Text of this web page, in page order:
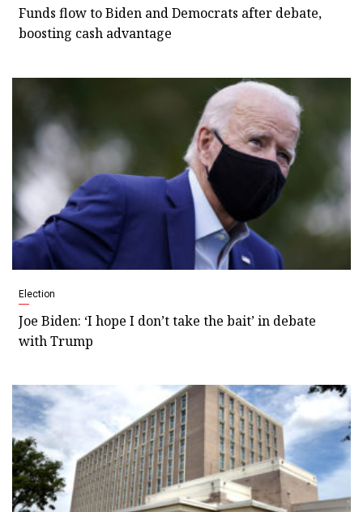
Funds flow to Biden and Democrats after debate,
boosting cash advantage
Election
Joe Biden: ‘I hope I don’t take the bait’ in debate
with Trump